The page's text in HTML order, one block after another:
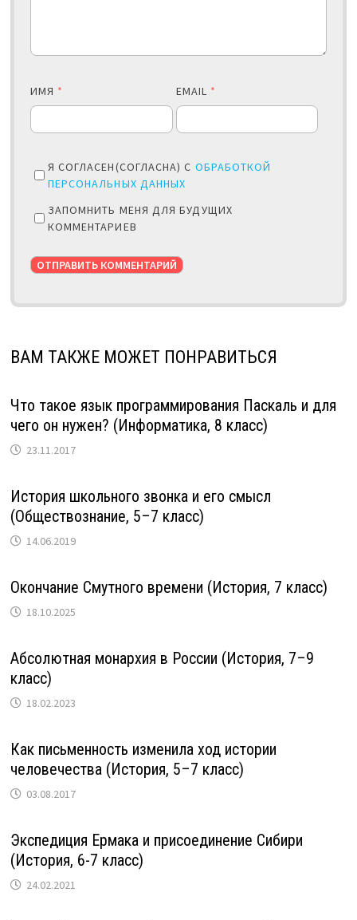
ИМЯ * EMAIL *
Я СОГЛАСЕН(СОГЛАСНА) С ОБРАБОТКОЙ
ПЕРСОНАЛЬНЫХ ДАННЫХ
ЗАПОМНИТЬ МЕНЯ ДЛЯ БУДУЩИХ
КОММЕНТАРИЕВ
ВАМ ТАКЖЕ МОЖЕТ ПОНРАВИТЬСЯ
Что такое язык программирования Паскаль и для
чего он нужен? (Информатика, 8 класс)
23.11.2017
История школьного звонка и его смысл
(Обществознание, 5–7 класс)
14.06.2019
Окончание Смутного времени (История, 7 класс)
18.10.2025
Абсолютная монархия в России (История, 7–9
класс)
18.02.2023
Как письменность изменила ход истории
человечества (История, 5–7 класс)
03.08.2017
Экспедиция Ермака и присоединение Сибири
(История, 6-7 класс)
24.02.2021